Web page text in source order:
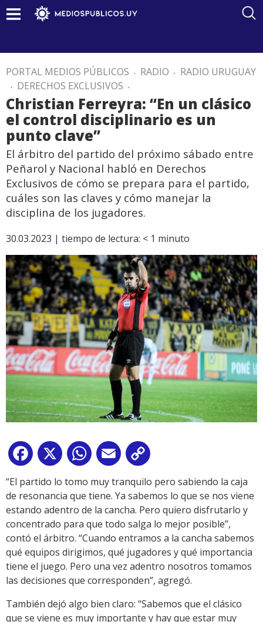
PORTAL MEDIOS PÚBLICOS . RADIO . RADIO URUGUAY
. DERECHOS EXCLUSIVOS .
Christian Ferreyra: “En un clásico
el control disciplinario es un
punto clave”
El árbitro del partido del próximo sábado entre
Peñarol y Nacional habló en Derechos
Exclusivos de cómo se prepara para el partido,
cuáles son las claves y cómo manejar la
disciplina de los jugadores.
30.03.2023 | tiempo de lectura: < 1 minuto
Facebook
X WhatsApp
Email
Link
“El partido lo tomo muy tranquilo pero sabiendo la caja
de resonancia que tiene. Ya sabemos lo que se nos viene
estando adentro de la cancha. Pero quiero disfrutarlo y
concentrado para que todo salga lo mejor posible”,
contó el árbitro. “Cuando entramos a la cancha sabemos
qué equipos dirigimos, qué jugadores y qué importancia
tiene el juego. Pero una vez adentro nosotros tomamos
las decisiones que corresponden”, agregó.
También dejó algo bien claro: “Sabemos que el clásico
que se viene es muy importante y hay que estar muy